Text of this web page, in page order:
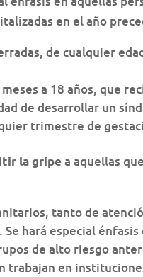
en el año
de cualquier
a 18 años, que
de desarrollar un
trimestre de
la gripe a aquellas
tanto de
hará especial
de alto riesgo
trabajan en